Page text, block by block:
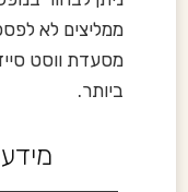
ממליצים לא
מסעדת ווסט
ביותר.